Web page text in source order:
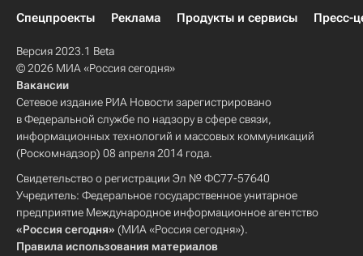
Спецпроекты
Реклама Продукты и сервисы Пресс-
Версия 2023.1 Beta
© 2026 МИА «Россия сегодня»
Вакансии
Сетевое издание РИА Новости зарегистрировано
в Федеральной службе по надзору в сфере связи,
информационных технологий и массовых коммуникаций
(Роскомнадзор) 08 апреля 2014 года.
Свидетельство о регистрации Эл № ФС77-57640
Учредитель: Федеральное государственное унитарное
предприятие Международное информационное агентство
«Россия сегодня» (МИА «Россия сегодня»).
Правила использования материалов